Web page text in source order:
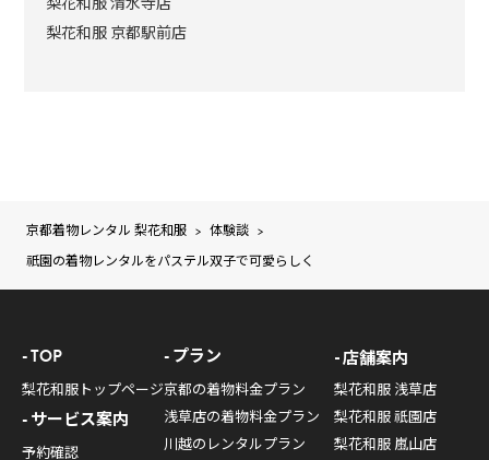
梨花和服 京都駅前店
京都着物レンタル 梨花和服 > 体験談 >
祇園の着物レンタルをパステル双子で可愛らしく
TOP
梨花和服トップページ
サービス案内
予約確認
プラン
京都の着物料金プラン
浅草店の着物料金プラン
川越のレンタルプラン
店舗案内
梨花和服 浅草店
梨花和服 祇園店
梨花和服 嵐山店